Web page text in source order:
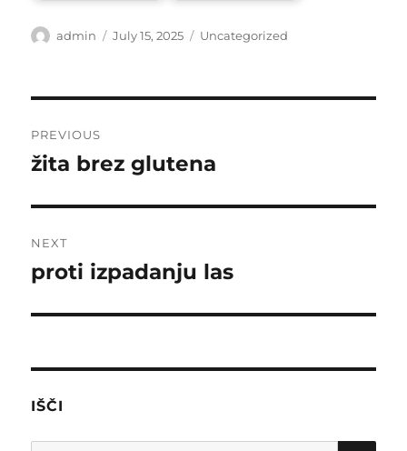
Author
admin
Posted
July 15, 2025 Categories
Uncategorized
navigation
PREVIOUS
Previous
žita brez glutena
NEXT
Next
proti izpadanju las
IŠČI